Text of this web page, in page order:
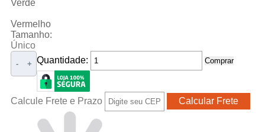
Verde
Vermelho
Tamanho:
Único
Quantidade:
- + Comprar
Calcule Frete e Prazo